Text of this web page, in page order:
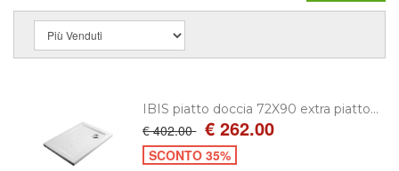
IBIS piatto doccia 72X90 extra piatto...
€ 402.00 € 262.00
SCONTO 35%